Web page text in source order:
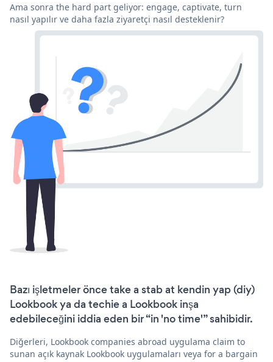
Ama sonra the hard part geliyor: engage, captivate, turn
nasıl yapılır ve daha fazla ziyaretçi nasıl desteklenir?
Bazı işletmeler önce take a stab at kendin yap (diy)
Lookbook ya da techie a Lookbook inşa
edebileceğini iddia eden bir “in 'no time'” sahibidir.
Diğerleri, Lookbook companies abroad uygulama claim to
sunan açık kaynak Lookbook uygulamaları veya for a bargain